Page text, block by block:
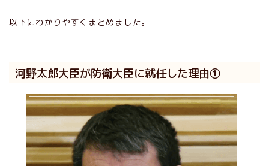
以下にわかりやすくまとめました。
河野太郎大臣が防衛大臣に就任した理由①